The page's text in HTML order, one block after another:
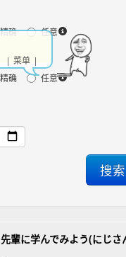
精确 任意
精确 任意
輩に学んでみよう(にじさ
| 菜单 |